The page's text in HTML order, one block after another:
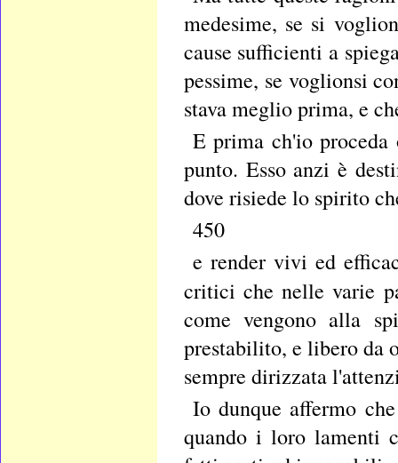
medesime, se si
cause sufficienti a
pessime, se voglionsi
stava meglio prima, e
E prima ch'io proceda
punto. Esso anzi è
dove risiede lo spirito
450
e render vivi ed
critici che nelle varie
come vengono alla
prestabilito, e libero da
sempre dirizzata
Io dunque affermo
quando i loro lamenti